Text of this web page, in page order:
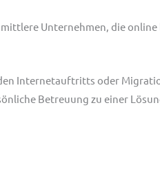
Unternehmen, die
Internetauftritts oder
Betreuung zu einer